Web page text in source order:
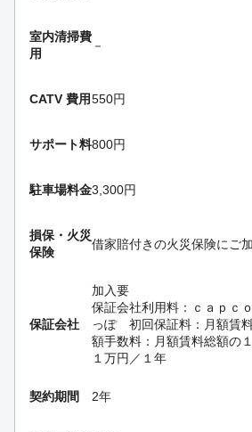
室内清掃費
用
－
CATV 費用550円
サポート料800円
駐車場料金3,300円
損保・ 火災
保険
借家賠付きの火災保険にご
保証会社
加入要
保証会社利用料：ｃａｐｃ
っぽ 初回保証料：月額賃
額手数料：月額賃料総額の
１万円／１年
契約期間 2年